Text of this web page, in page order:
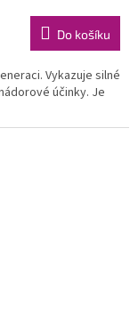
Do košíku
Vykazuje silné
účinky. Je